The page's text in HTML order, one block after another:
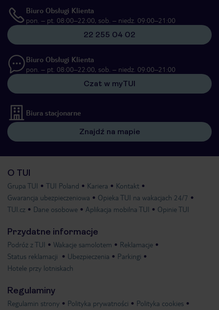
Biuro Obsługi Klienta
pon. – pt. 08:00–22:00, sob. – niedz. 09:00–21:00
22 255 04 02
Biuro Obsługi Klienta
pon. – pt. 08:00–22:00, sob. – niedz. 09:00–21:00
Czat w myTUI
Biura stacjonarne
Znajdź na mapie
O TUI
Grupa TUI TUI Poland Kariera
Kontakt
Gwarancja ubezpieczeniowa
Opieka TUI na wakacjach 24/7
TUI.cz
Dane osobowe Aplikacja mobilna TUI Opinie TUI
Przydatne informacje
Podróż z TUI Wakacje samolotem
Reklamacje
Status reklamacji
Ubezpieczenia
Parkingi
Hotele przy lotniskach
Regulaminy
Regulamin strony Polityka prywatności Polityka cookies